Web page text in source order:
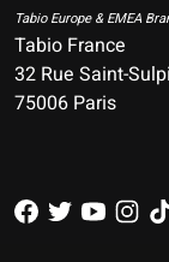
Tabio Europe & EMEA
Tabio France
32 Rue Saint-
75006 Paris